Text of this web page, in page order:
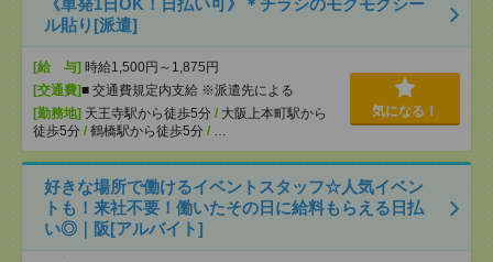
《単発1日OK！日払い可》＊チラシのモクモクシー
ル貼り[派遣]
[給 与] 時給1,500円～1,875円
[交通費]■ 交通費規定内支給 ※派遣先による
[勤務地] 天王寺駅から徒歩5分 / 大阪上本町駅から
徒歩5分 / 鶴橋駅から徒歩5分 / …
気になる！
好きな場所で働けるイベントスタッフ☆人気イベン
トも！来社不要！働いたその日に給料もらえる日払
い◎｜阪[アルバイト]